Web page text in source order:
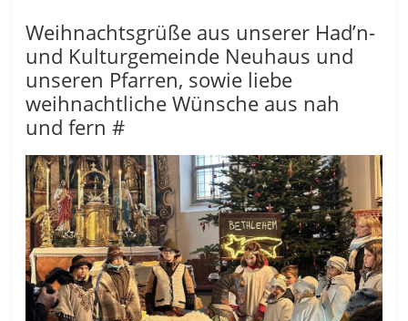
Weihnachtsgrüße aus unserer Had’n-
und Kulturgemeinde Neuhaus und
unseren Pfarren, sowie liebe
weihnachtliche Wünsche aus nah
und fern #